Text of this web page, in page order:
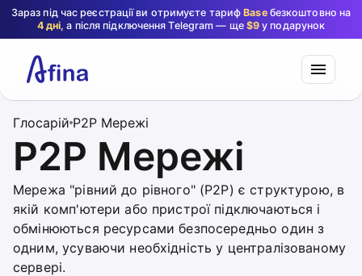
Зараз під час реєстрації ви отримуєте тарифBaseбезкоштовно на
4 дні, а після підключення Telegram — ще $9 у подарунок
Глосарій P2P Мережі
P2P Мережі
Мережа "рівний до рівного" (P2P) є структурою, в
якій комп'ютери або пристрої підключаються і
обмінюються ресурсами безпосередньо один з
одним, усуваючи необхідність у централізованому
сервері.